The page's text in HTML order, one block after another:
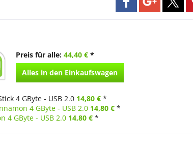
Preis für alle: 44,40 €*
Alles in den Einkaufswagen
4 GByte - USB 2.0 14,80 € *
4 GByte - USB 2.0 14,80 € *
4 GByte - USB 2.0 14,80 € *